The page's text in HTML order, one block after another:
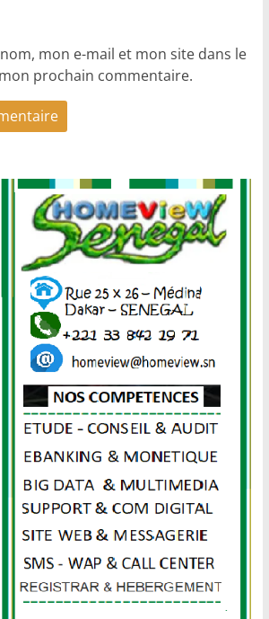
mon e-mail et mon site dans le
prochain commentaire.